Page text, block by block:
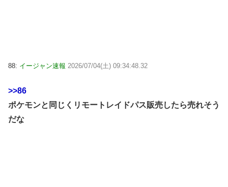
88: イージャン速報 2026/07/04(土) 09:34:48.32
>>86
ポケモンと同じくリモートレイドパス販売したら売れそう
だな